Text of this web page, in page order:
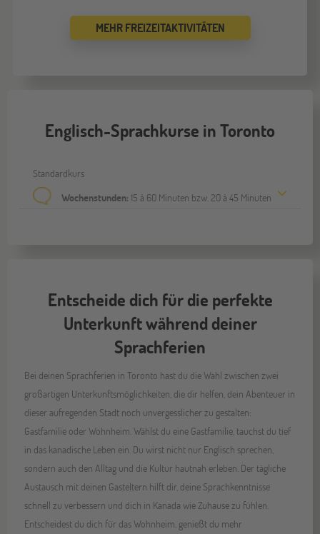
MEHR FREIZEITAKTIVITÄTEN
Englisch-Sprachkurse in Toronto
Standardkurs
Wochenstunden: 15 à 60 Minuten bzw. 20 à 45 Minuten
Entscheide dich für die perfekte
Unterkunft während deiner
Sprachferien
Bei deinen Sprachferien in Toronto hast du die Wahl zwischen zwei
großartigen Unterkunftsmöglichkeiten, die dir helfen, dein Abenteuer in
dieser aufregenden Stadt noch unvergesslicher zu gestalten:
Gastfamilie oder Wohnheim. Wählst du eine Gastfamilie, tauchst du tief
in das kanadische Leben ein. Du wirst nicht nur Englisch sprechen,
sondern auch den Alltag und die Kultur hautnah erleben. Der tägliche
Austausch mit deinen Gasteltern hilft dir, deine Sprachkenntnisse
schnell zu verbessern und dich in Kanada wie Zuhause zu fühlen.
Entscheidest du dich für das Wohnheim, genießt du mehr